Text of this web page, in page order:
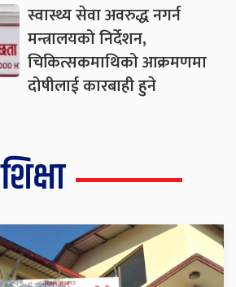
स्वास्थ्य सेवा अवरुद्ध नगर्न
मन्त्रालयको निर्देशन,
चिकित्सकमाथिको आक्रमणमा
दोषीलाई कारबाही हुने
शिक्षा